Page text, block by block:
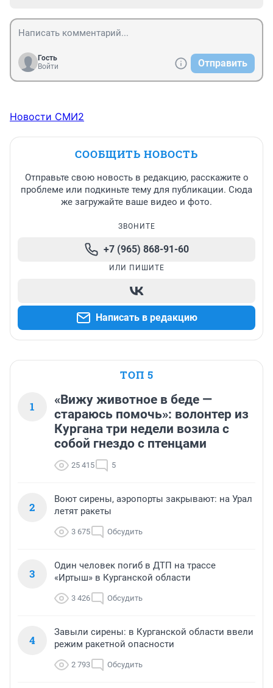
Гость
Войти
Отправить
Новости СМИ2
СООБЩИТЬ НОВОСТЬ
Отправьте свою новость в редакцию, расскажите о
проблеме или подкиньте тему для публикации. Сюда
же загружайте ваше видео и фото.
ЗВОНИТЕ
+7 (965) 868-91-60
ИЛИ ПИШИТЕ
Написать в редакцию
ТОП 5
1
«Вижу животное в беде —
стараюсь помочь»: волонтер из
Кургана три недели возила с
собой гнездо с птенцами
25 415 5
2
Воют сирены, аэропорты закрывают: на Урал
летят ракеты
3 675 Обсудить
3
Один человек погиб в ДТП на трассе
«Иртыш» в Курганской области
3 426 Обсудить
4
Завыли сирены: в Курганской области ввели
режим ракетной опасности
2 793 Обсудить